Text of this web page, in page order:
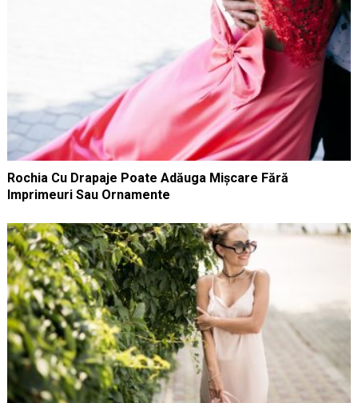
Rochia Cu Drapaje Poate Adăuga Mișcare Fără
Imprimeuri Sau Ornamente